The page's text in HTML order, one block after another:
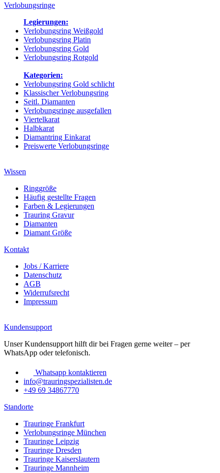
Verlobungsringe
Legierungen:
Verlobungsring Weißgold
Verlobungsring Platin
Verlobungsring Gold
Verlobungsring Rotgold
Kategorien:
Verlobungsring Gold schlicht
Klassischer Verlobungsring
Seitl. Diamanten
Verlobungsringe ausgefallen
Viertelkarat
Halbkarat
Diamantring Einkarat
Preiswerte Verlobungsringe
Wissen
Ringgröße
Häufig gestellte Fragen
Farben & Legierungen
Trauring Gravur
Diamanten
Diamant Größe
Kontakt
Jobs / Karriere
Datenschutz
AGB
Widerrufsrecht
Impressum
Kundensupport
Unser Kundensupport hilft dir bei Fragen gerne weiter – per
WhatsApp oder telefonisch.
Whatsapp kontaktieren
info@trauringspezialisten.de
+49 69 34867770
Standorte
Trauringe Frankfurt
Verlobungsringe München
Trauringe Leipzig
Trauringe Dresden
Trauringe Kaiserslautern
Trauringe Mannheim